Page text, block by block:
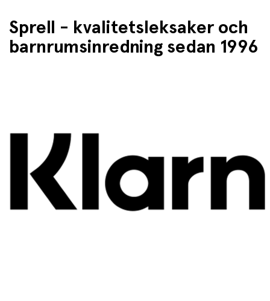
Sprell - kvalitetsleksaker och
barnrumsinredning sedan 1996